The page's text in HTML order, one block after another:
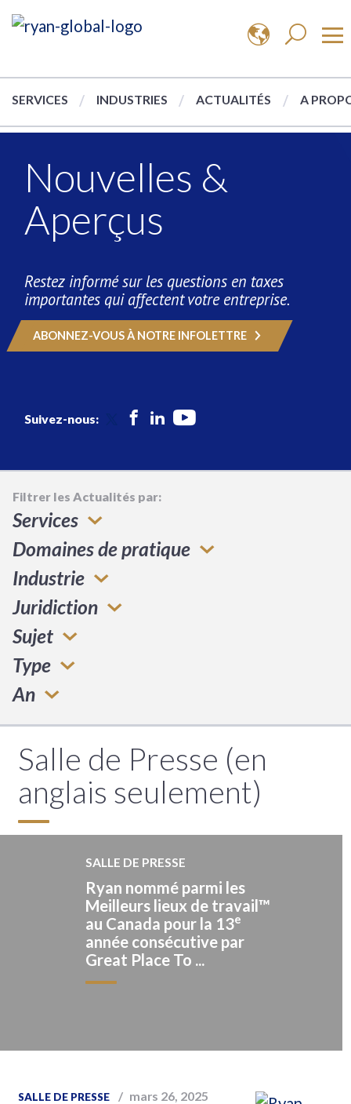
SERVICES INDUSTRIES ACTUALITÉS A
Nouvelles &
Aperçus
Restez informé sur les questions en taxes
importantes qui affectent votre entreprise.
ABONNEZ-VOUS À NOTRE INFOLETTRE
Suivez-nous:
Filtrer les Actualités par:
Services
Domaines de pratique
Industrie
Juridiction
Sujet
Type
An
Salle de Presse (en
anglais seulement)
SALLE DE PRESSE mars 26, 2025
SALLE DE PRESSE
Ryan nommé parmi les
Meilleurs lieux de travail™
au Canada pour la 13e
année consécutive par
Great Place To ...